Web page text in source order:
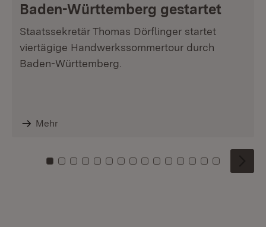
Baden-Württemberg gestartet
Staatssekretär Thomas Dörflinger startet
viertägige Handwerkssommertour durch
Baden-Württemberg.
Mehr
Zu Kachel: 0
Zu Kachel: 1
Zu Kachel: 2
Zu Kachel: 3
Zu Kachel: 4
Zu Kachel: 5
Zu Kachel: 6
Zu Kachel: 7
Zu Kachel: 8
Zu Kachel: 9
Zu Kachel: 10
Zu Kachel: 11
Zu Kachel: 12
Zu Kachel:
Zu